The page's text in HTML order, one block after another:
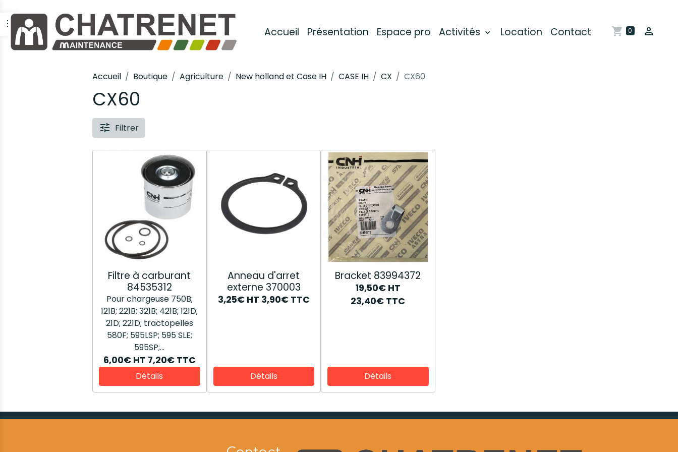
Accueil Présentation Espace pro Activités Location Contact 0
Accueil Boutique Agriculture New holland et Case IH CASE IH CX CX60
CX60
Filtrer
Filtre à carburant
84535312
Pour chargeuse 750B;
121B; 221B; 321B; 421B; 121D;
21D; 221D; tractopelles
580F; 595LSP; 595 SLE;
595SP;...
6,00€ HT 7,20€ TTC
Détails
Anneau d'arret
externe 370003
3,25€ HT 3,90€ TTC
Détails
Bracket 83994372
19,50€ HT
23,40€ TTC
Détails